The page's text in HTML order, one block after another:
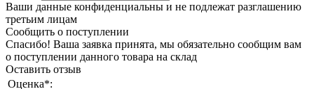
Ваши данные конфиденциальны и не подлежат разглашению
третьим лицам
Сообщить о поступлении
Спасибо! Ваша заявка принята, мы обязательно сообщим вам
о поступлении данного товара на склад
Оставить отзыв
Оценка*: